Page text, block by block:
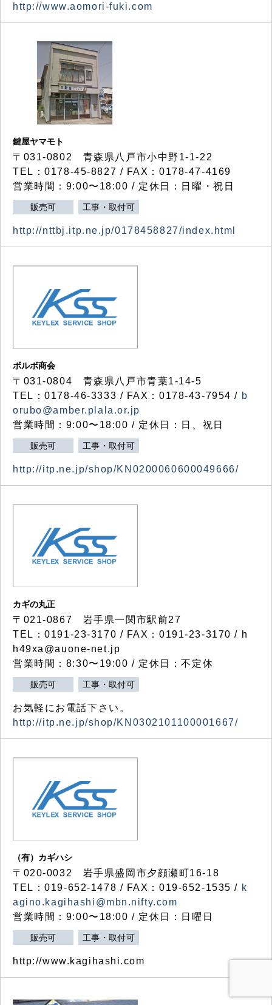
http://www.aomori-fuki.com
鍵屋ヤマモト
〒031-0802 青森県八戸市小中野1-1-22
TEL：0178-45-8827 / FAX：0178-47-4169
営業時間：9:00〜18:00 / 定休日：日曜・祝日
販売可 工事・取付可
http://nttbj.itp.ne.jp/0178458827/index.html
ボルボ商会
〒031-0804 青森県八戸市青葉1-14-5
TEL：0178-46-3333 / FAX：0178-43-7954 / b
orubo@amber.plala.or.jp
営業時間：9:00〜18:00 / 定休日：日、祝日
販売可 工事・取付可
http://itp.ne.jp/shop/KN0200060600049666/
カギの丸正
〒021-0867 岩手県一関市駅前27
TEL：0191-23-3170 / FAX：0191-23-3170 / h
h49xa@auone-net.jp
営業時間：8:30〜19:00 / 定休日：不定休
販売可 工事・取付可
お気軽にお電話下さい。
http://itp.ne.jp/shop/KN0302101100001667/
（有）カギハシ
〒020-0032 岩手県盛岡市夕顔瀬町16-18
TEL：019-652-1478 / FAX：019-652-1535 / k
agino.kagihashi@mbn.nifty.com
営業時間：9:00〜18:00 / 定休日：日曜日
販売可 工事・取付可
http://www.kagihashi.com